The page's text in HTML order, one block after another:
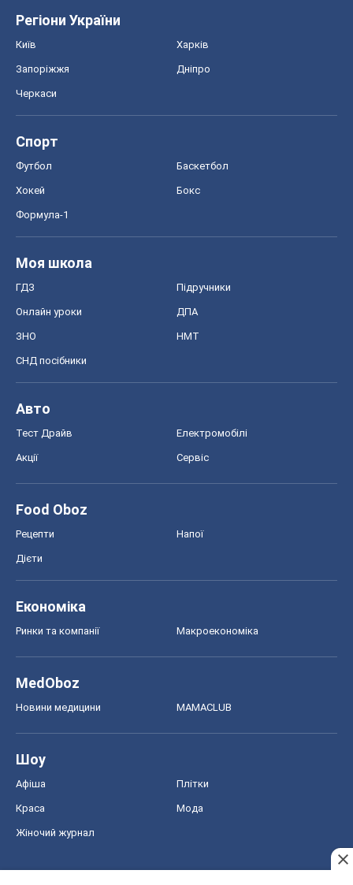
Регіони України
Київ Харків
Запоріжжя Дніпро
Черкаси
Спорт
Футбол Баскетбол
Хокей Бокс
Формула-1
Моя школа
ГДЗ Підручники
Онлайн уроки ДПА
ЗНО НМТ
СНД посібники
Авто
Тест Драйв Електромобілі
Акції Сервіс
Food Oboz
Рецепти Напої
Дієти
Економіка
Ринки та компанії Макроекономіка
MedOboz
Новини медицини MAMACLUB
Шоу
Афіша Плітки
Краса Мода
Жіночий журнал